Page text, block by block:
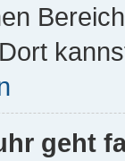
geht